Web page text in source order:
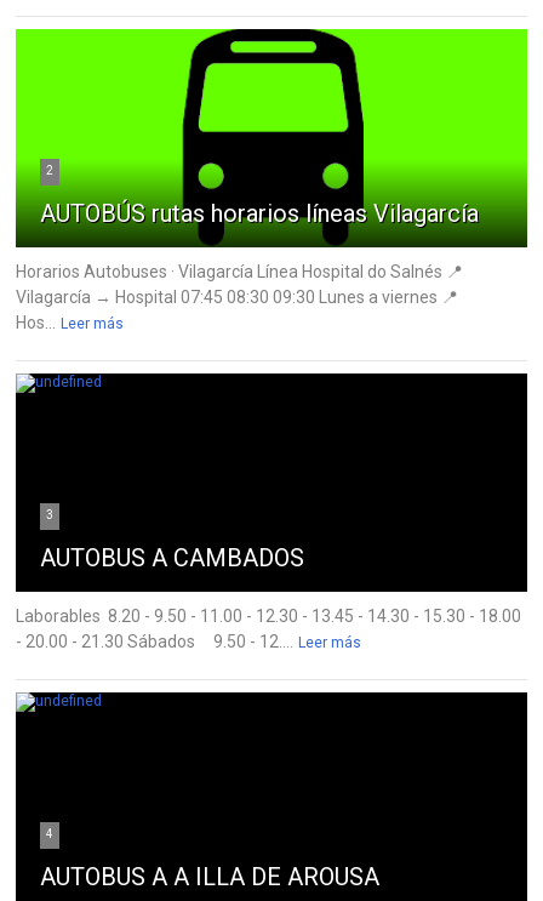
2
AUTOBÚS rutas horarios líneas Vilagarcía
Horarios Autobuses · Vilagarcía Línea Hospital do Salnés 📍
Vilagarcía → Hospital 07:45 08:30 09:30 Lunes a viernes 📍
Hos...
Leer más
3
AUTOBUS A CAMBADOS
Laborables 8.20 - 9.50 - 11.00 - 12.30 - 13.45 - 14.30 - 15.30 - 18.00
- 20.00 - 21.30 Sábados 9.50 - 12....
Leer más
4
AUTOBUS A A ILLA DE AROUSA